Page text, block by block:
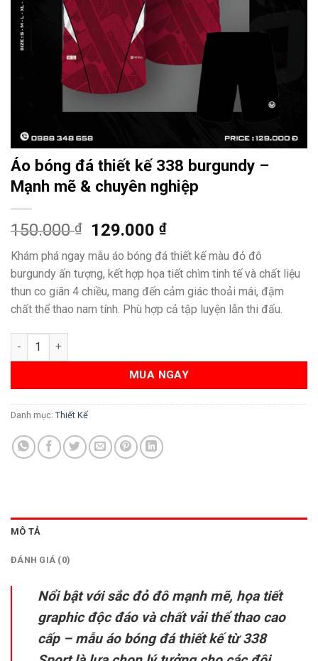
Áo bóng đá thiết kế 338 burgundy –
Mạnh mẽ & chuyên nghiệp
150.000₫
Giá
gốc
là:
150.000 ₫.
129.000₫Giá
hiện
tại
là:
129.000 ₫.
Khám phá ngay mẫu áo bóng đá thiết kế màu đỏ đô
burgundy ấn tượng, kết hợp họa tiết chìm tinh tế và chất liệu
thun co giãn 4 chiều, mang đến cảm giác thoải mái, đậm
chất thể thao nam tính. Phù hợp cả tập luyện lẫn thi đấu.
Áo bóng đá thiết kế 338 burgundy – Mạnh mẽ & chuyên
MUA NGAY
Danh mục: Thiết Kế
MÔ TẢ
ĐÁNH GIÁ (0)
Nổi bật với sắc đỏ đô mạnh mẽ, họa tiết
graphic độc đáo và chất vải thể thao cao
cấp – mẫu áo bóng đá thiết kế từ 338